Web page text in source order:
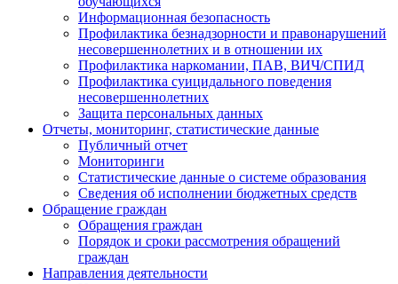
Информационная безопасность
Профилактика безнадзорности и правонарушений
несовершеннолетних и в отношении их
Профилактика наркомании, ПАВ, ВИЧ/СПИД
Профилактика суицидального поведения
несовершеннолетних
Защита персональных данных
Отчеты, мониторинг, статистические данные
Публичный отчет
Мониторинги
Статистические данные о системе образования
Сведения об исполнении бюджетных средств
Обращение граждан
Обращения граждан
Порядок и сроки рассмотрения обращений
граждан
Направления деятельности